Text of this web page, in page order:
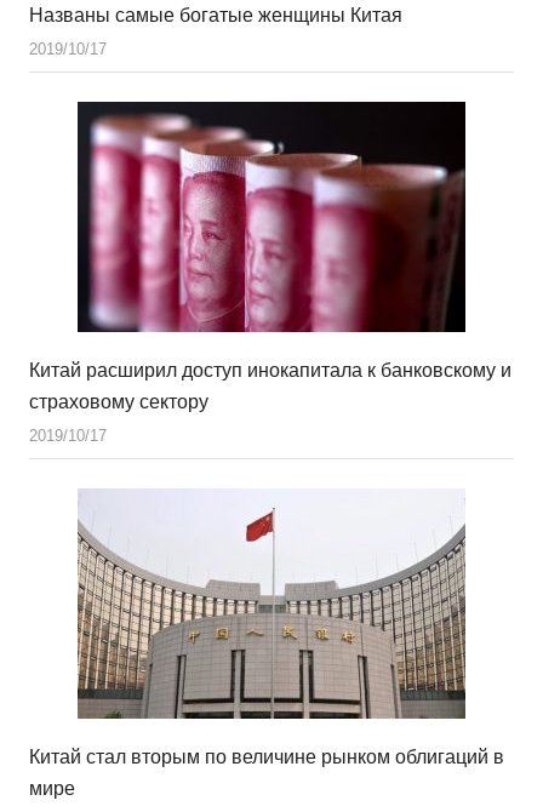
Названы самые богатые женщины Китая
2019/10/17
Китай расширил доступ инокапитала к банковскому и
страховому сектору
2019/10/17
Китай стал вторым по величине рынком облигаций в
мире